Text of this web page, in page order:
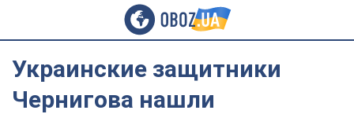
Украинские защитники
Чернигова нашли